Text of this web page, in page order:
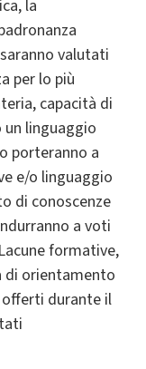
la
valutati
per lo più
capacità di
linguaggio
porteranno a
e/o linguaggio
di conoscenze
a voti
formative,
di orientamento
durante il